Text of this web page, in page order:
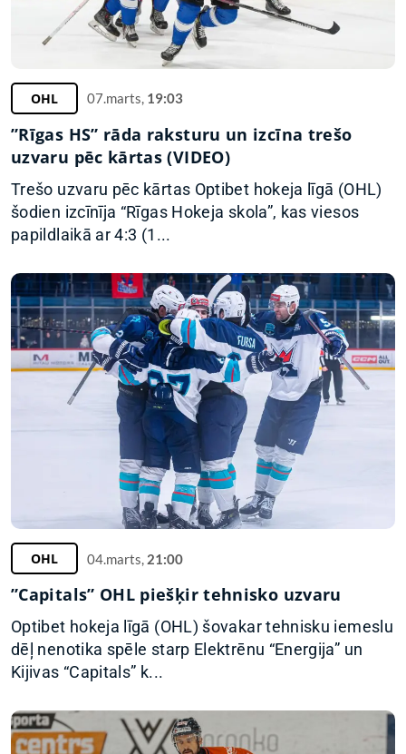
OHL 07.marts, 19:03
”Rīgas HS” rāda raksturu un izcīna trešo
uzvaru pēc kārtas (VIDEO)
Trešo uzvaru pēc kārtas Optibet hokeja līgā (OHL)
šodien izcīnīja “Rīgas Hokeja skola”, kas viesos
papildlaikā ar 4:3 (1...
OHL 04.marts, 21:00
”Capitals” OHL piešķir tehnisko uzvaru
Optibet hokeja līgā (OHL) šovakar tehnisku iemeslu
dēļ nenotika spēle starp Elektrēnu “Energija” un
Kijivas “Capitals” k...